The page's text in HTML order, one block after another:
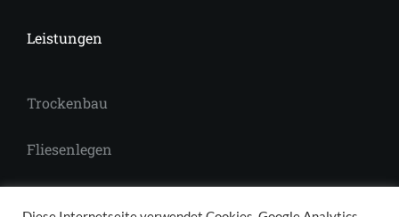
Leistungen
Trockenbau
Fliesenlegen